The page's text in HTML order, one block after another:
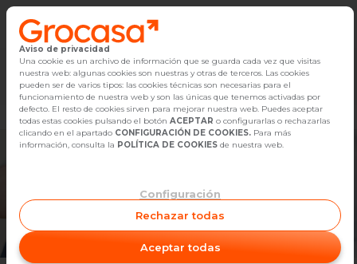
Vender
Buscar Inmuebles
Alquiler
Empleo
Oficinas
Marketplace Empleo Diseño Reforma
Aviso de privacidad
Una cookie es un archivo de información que se guarda cada vez que visitas
nuestra web: algunas cookies son nuestras y otras de terceros. Las cookies
pueden ser de varios tipos: las cookies técnicas son necesarias para el
funcionamiento de nuestra web y son las únicas que tenemos activadas por
defecto. El resto de cookies sirven para mejorar nuestra web. Puedes aceptar
todas estas cookies pulsando el botón ACEPTAR o configurarlas o rechazarlas
clicando en el apartado CONFIGURACIÓN DE COOKIES. Para más
información, consulta la POLÍTICA DE COOKIES de nuestra web.
Configuración
Rechazar todas
Aceptar todas